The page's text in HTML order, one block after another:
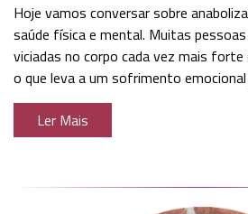
Hoje vamos conversar sobre
saúde física e mental. Muitas
viciadas no corpo cada vez mais
o que leva a um sofrimento
Ler Mais